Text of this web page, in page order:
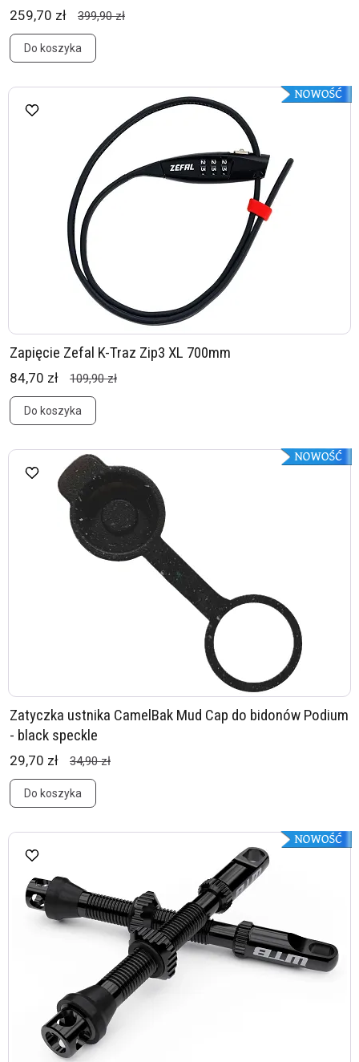
259,70 zł 399,90 zł
Do koszyka
Zapięcie Zefal K-Traz Zip3 XL 700mm
84,70 zł 109,90 zł
Do koszyka
Zatyczka ustnika CamelBak Mud Cap do bidonów Podium
- black speckle
29,70 zł 34,90 zł
Do koszyka